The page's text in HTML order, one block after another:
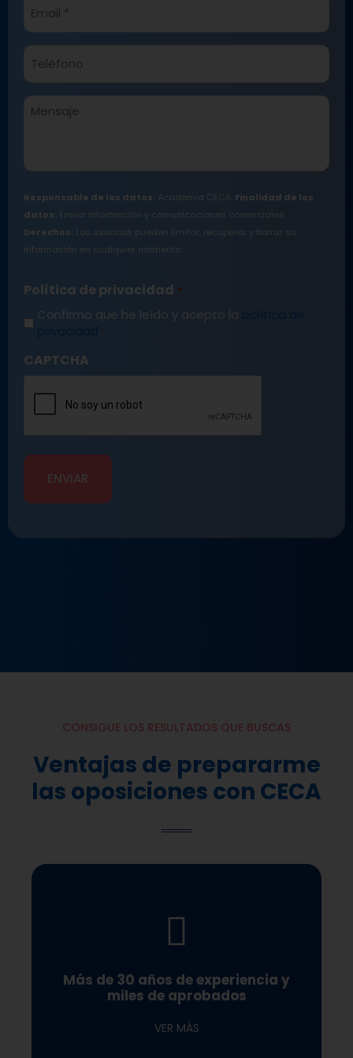
Teléfono*
Mensaje
Responsable de los datos: Academia CECA. Finalidad de los
datos: Enviar información y comunicaciones comerciales.
Derechos: Los usuarios pueden limitar, recuperar y borrar su
información en cualquier momento.
Política de privacidad *
Confirmo que he leído y acepto la
.
CAPTCHA
CONSIGUE LOS RESULTADOS QUE BUSCAS
Ventajas de prepararme
las oposiciones con CECA
Más de 30 años de experiencia y
miles de aprobados
VER MÁS
Nuestros opositores no sólo aprueban con éxito
sus exámenes, sino que ¡sobresalen!, ocupando
oposición